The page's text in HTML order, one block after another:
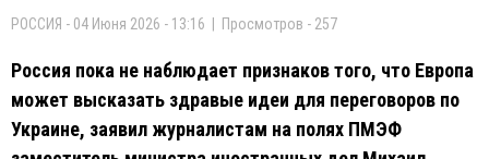
РОССИЯ - 04 Июня 2026 - 13:16 | Просмотров - 257
Россия пока не наблюдает признаков того, что Европа
может высказать здравые идеи для переговоров по
Украине, заявил журналистам на полях ПМЭФ